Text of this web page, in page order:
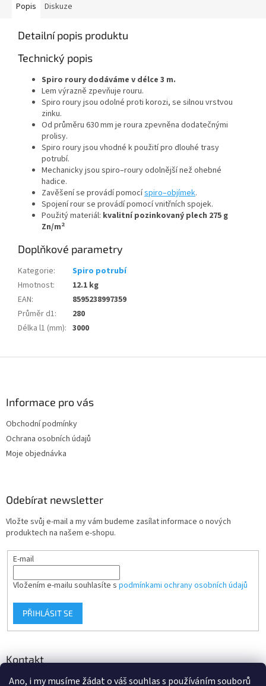
Ano, i my musíme žádat o váš souhlas s používáním souborů
Popis Diskuze
Detailní popis produktu
Technický popis
Spiro roury dodáváme v délce 3 m.
Lem výrazně zpevňuje rouru.
Spiro roury jsou odolné proti korozi, se silnou vrstvou
zinku.
Od průměru 630 mm je roura zpevněna dodatečnými
prolisy.
Spiro roury jsou vhodné k použití pro dlouhé trasy
potrubí.
Mechanicky jsou spiro–roury odolnější než ohebné
hadice.
Zavěšení se provádí pomocíspiro–objímek.
Spojení rour se provádí pomocí vnitřních spojek.
Použitý materiál: kvalitní pozinkovaný plech 275 g
Zn/m2
Doplňkové parametry
Kategorie:
Spiro potrubí
Hmotnost:
12.1 kg
EAN:
8595238997359
Průměr d1:
280
Délka l1 (mm): 3000
Informace pro vás
Obchodní podmínky
Ochrana osobních údajů
Moje objednávka
Odebírat newsletter
Vložte svůj e-mail a my vám budeme zasílat informace o nových
produktech na našem e-shopu.
E-mail
Vložením e-mailu souhlasíte s podmínkami ochrany osobních údajů
PŘIHLÁSIT SE
Kontakt
info@d-klima.cz